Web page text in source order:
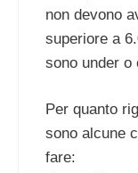
non devono
superiore a
sono under o
Per quanto
sono alcune
fare: